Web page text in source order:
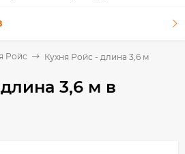
Ройс Кухня Ройс - длина 3,6 м
3,6 м в